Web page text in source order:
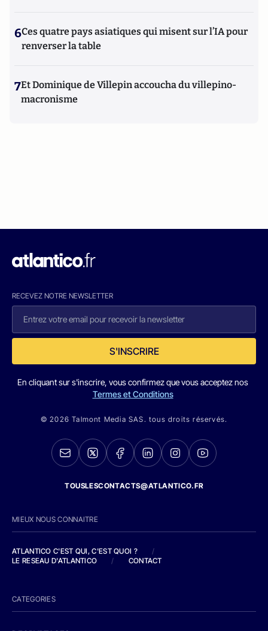
6Ces quatre pays asiatiques qui misent sur l’IA pour
renverser la table
7Et Dominique de Villepin accoucha du villepino-
macronisme
RECEVEZ NOTRE NEWSLETTER
S'INSCRIRE
En cliquant sur s'inscrire, vous confirmez que vous acceptez nos
Termes et Conditions
© 2026 Talmont Media SAS. tous droits réservés.
TOUSLESCONTACTS@ATLANTICO.FR
MIEUX NOUS CONNAITRE
ATLANTICO C'EST QUI, C'EST QUOI ?
/
LE RESEAU D'ATLANTICO
/ CONTACT
CATEGORIES